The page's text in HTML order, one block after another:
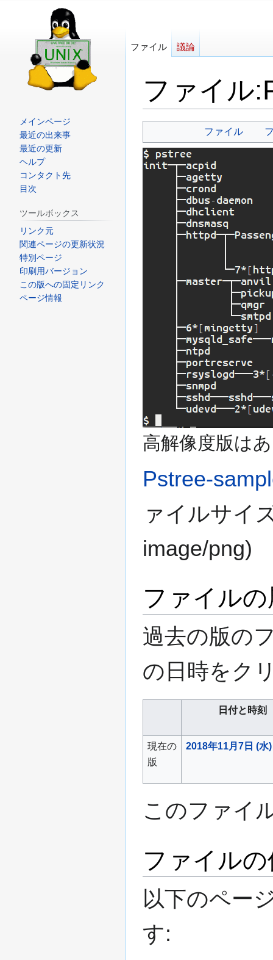
ファイル:
ビ
ゲ
索
に
ファイル
高解像度版は
Pstree-
ァイルサイ
image/png)
ファイル
過去の版の
の日時をク
日付と時刻
現在の
版
2018年11月7日 (水
このファイ
ファイル
以下のペー
す:
ファイル 議論
メインページ
最近の出来事
最近の更新
ヘルプ
コンタクト先
目次
ツールボックス
リンク元
関連ページの更新状況
特別ページ
印刷用バージョン
この版への固定リンク
ページ情報